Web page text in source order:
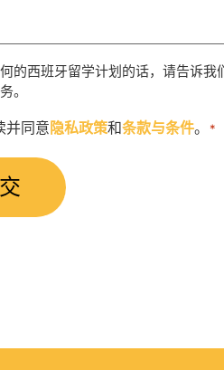
的西班牙留学计划的话，请告诉
。
并同意隐私政策和条款与条件。 *